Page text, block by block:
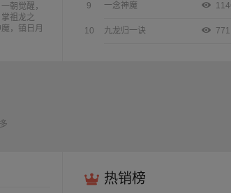
朝觉醒，
祖龙之
，镇日月
9 一念神魔
10 九龙归一诀 771
热销榜